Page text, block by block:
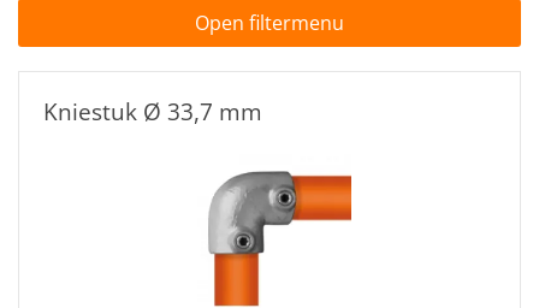
Open filtermenu
Kniestuk Ø 33,7 mm